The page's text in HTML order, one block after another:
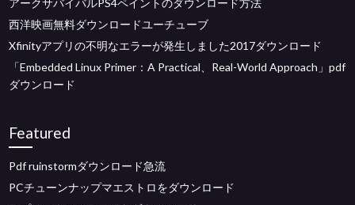
アークサバイバルPS4ペイントのダウンロード方法
西洋映画無料ダウンロードユーチューブ
Xfinityアプリの不明なエラーが発生しました2017ダウンロード
「Embedded Linux Primer：A Practical、Real-World Approach」pdf
ダウンロード
Featured
Pdf ruinstormダウンロード急流
PCチューンナップマエストロをダウンロード